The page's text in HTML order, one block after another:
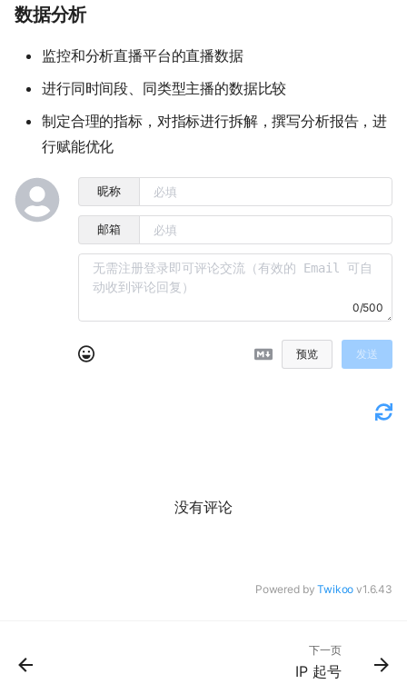
数据分析
监控和分析直播平台的直播数据
进行同时间段、同类型主播的数据比较
制定合理的指标，对指标进行拆解，撰写分析报告，进
行赋能优化
昵称
邮箱
0/500
预览 发送
没有评论
Powered byTwikoo v1.6.43
下一页
IP 起号